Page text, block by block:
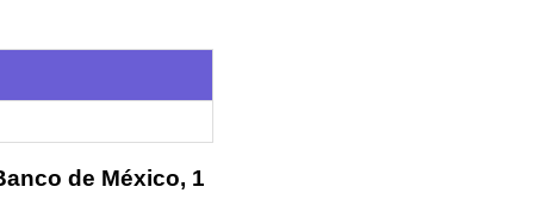
de México, 1